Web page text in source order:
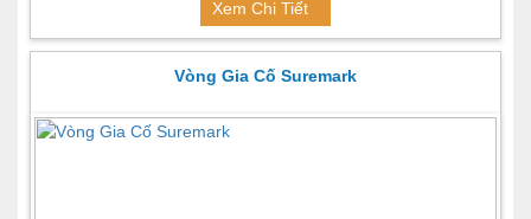
Xem Chi Tiết
Vòng Gia Cố Suremark